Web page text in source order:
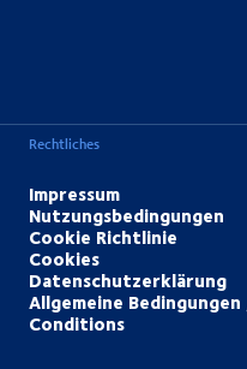
Rechtliches
Impressum
Nutzungsbedingungen
Cookie Richtlinie
Cookies
Datenschutzerklärung
Allgemeine
Conditions